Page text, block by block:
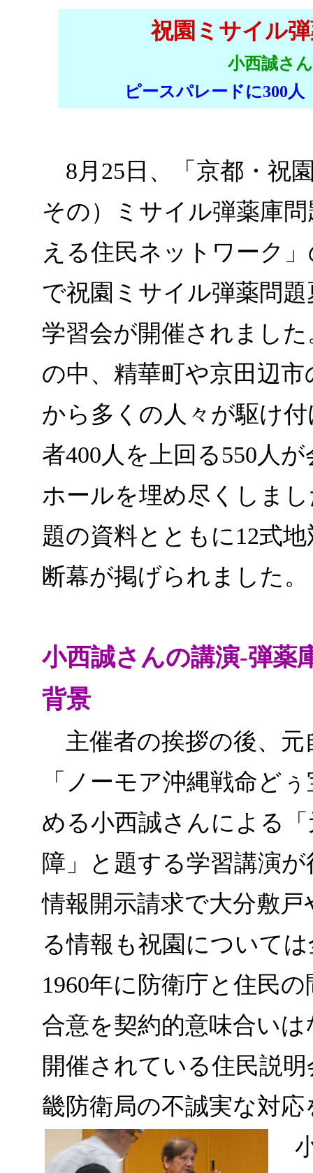
祝園ミサイル
小西誠さ
ピースパレードに300
8月25日、「京都・祝
その）ミサイル弾薬庫
える住民ネットワーク
で祝園ミサイル弾薬問題
学習会が開催されました
の中、精華町や京田辺
から多くの人々が駆け
者400人を上回る550人
ホールを埋め尽くしま
題の資料とともに12式
断幕が掲げられました。
小西誠さんの講演-弾薬
背景
主催者の挨拶の後、元
「ノーモア沖縄戦命ど
める小西誠さんによる
障」と題する学習講演
情報開示請求で大分敷
る情報も祝園について
1960年に防衛庁と住民
合意を契約的意味合い
開催されている住民説
畿防衛局の不誠実な対